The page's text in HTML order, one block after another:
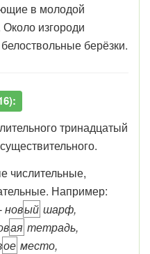
в молодой
изгороди
берёзки.
тринадцатый
числительные,
Например:
новый шарф,
ая тетрадь,
ое место,